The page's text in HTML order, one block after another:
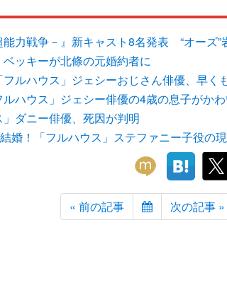
能力戦争－』新キャスト8名発表 “オーズ”
ッキーが北條の元婚約者に
ルハウス」ジェシーおじさん俳優、早く
ハウス」ジェシー俳優の4歳の息子がか
」ダニー俳優、死因が判明
婚！「フルハウス」ステファニー子役の
« 前の記事 次の記事 »